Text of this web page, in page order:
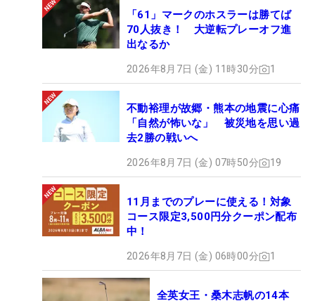
「61」マークのホスラーは勝てば
70人抜き！ 大逆転プレーオフ進
出なるか
2026年8月7日 (金) 11時30分 1
不動裕理が故郷・熊本の地震に心痛
「自然が怖いな」 被災地を思い過
去2勝の戦いへ
2026年8月7日 (金) 07時50分 19
11月までのプレーに使える！対象
コース限定3,500円分クーポン配布
中！
2026年8月7日 (金) 06時00分 1
全英女王・桑木志帆の14本